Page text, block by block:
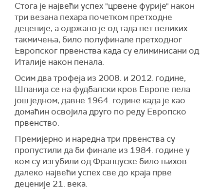
Стога је највећи успех "црвене фурије" након
три везана пехара почетком претходне
деценије, а одржано је од тада пет великих
такмичења, било полуфинале претходног
Европског првенства када су елиминисани од
Италије након пенала.
Осим два трофеја из 2008. и 2012. године,
Шпанија се на фудбалски кров Европе пела
још једном, давне 1964. године када је као
домаћин освојила друго по реду Европско
првенство.
Премијерно и наредна три првенства су
пропустили да би финале из 1984. године у
ком су изгубили од Француске било њихов
далеко највећи успех све до краја прве
деценије 21. века.